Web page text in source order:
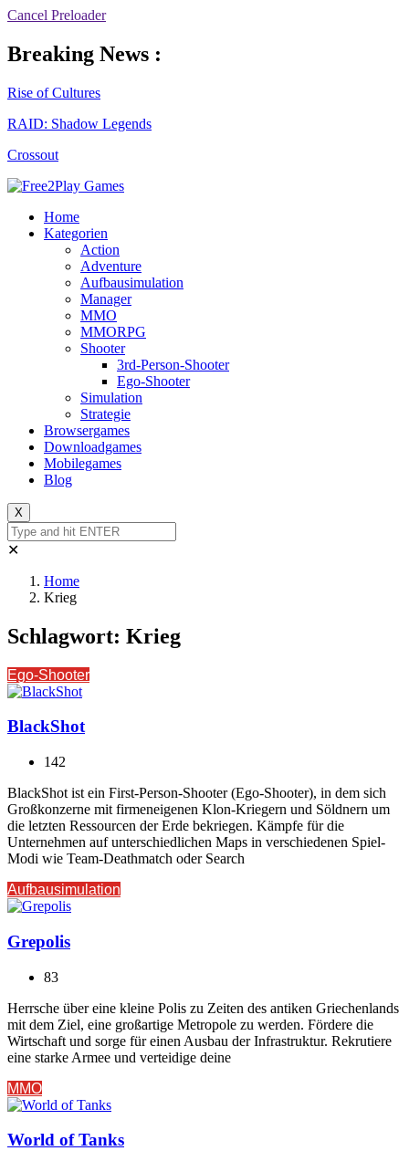
Cancel Preloader
Breaking News :
Rise of Cultures
RAID: Shadow Legends
Crossout
Home
Kategorien
Action
Adventure
Aufbausimulation
Manager
MMO
MMORPG
Shooter
3rd-Person-Shooter
Ego-Shooter
Simulation
Strategie
Browsergames
Downloadgames
Mobilegames
Blog
X
✕
Home
Krieg
Schlagwort: Krieg
Ego-Shooter
BlackShot
142
BlackShot ist ein First-Person-Shooter (Ego-Shooter), in dem sich
Großkonzerne mit firmeneigenen Klon-Kriegern und Söldnern um
die letzten Ressourcen der Erde bekriegen. Kämpfe für die
Unternehmen auf unterschiedlichen Maps in verschiedenen Spiel-
Modi wie Team-Deathmatch oder Search
Aufbausimulation
Grepolis
83
Herrsche über eine kleine Polis zu Zeiten des antiken Griechenlands
mit dem Ziel, eine großartige Metropole zu werden. Fördere die
Wirtschaft und sorge für einen Ausbau der Infrastruktur. Rekrutiere
eine starke Armee und verteidige deine
MMO
World of Tanks